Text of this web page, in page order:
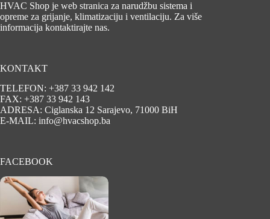
HVAC Shop je web stranica za narudžbu sistema i
opreme za grijanje, klimatizaciju i ventilaciju. Za više
informacija kontaktirajte nas.
KONTAKT
TELEFON: +387 33 942 142
FAX: +387 33 942 143
ADRESA: Ciglanska 12 Sarajevo, 71000 BiH
E-MAIL: info@hvacshop.ba
FACEBOOK